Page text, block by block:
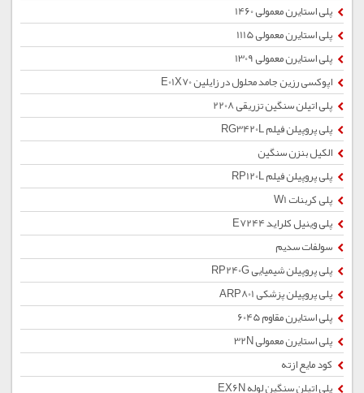
پلی استایرن معمولی 1460
پلی استایرن معمولی 1115
پلی استایرن معمولی 1309
اپوکسی رزین جامد محلول در زایلین E01X70
پلی اتیلن سنگین تزریقی 2208
پلی پروپیلن فیلم RG3420L
الکیل بنزن سنگین
پلی پروپیلن فیلم RP120L
پلی کربنات W1
پلی وینیل کلراید E7244
سولفات سدیم
پلی پروپیلن شیمیایی RP240G
پلی پروپیلن پزشکی ARP801
پلی استایرن مقاوم 6045
پلی استایرن معمولی 32N
کود مایع ازته
پلی اتیلن سنگین لوله EX6N